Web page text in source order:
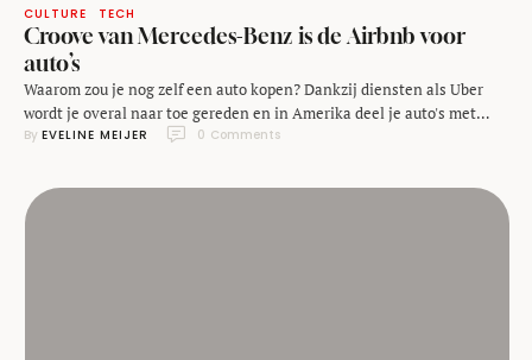
CULTURE TECH
Croove van Mercedes-Benz is de Airbnb voor
auto’s
Waarom zou je nog zelf een auto kopen? Dankzij diensten als Uber
wordt je overal naar toe gereden en in Amerika deel je auto's met
General Motors. Mercedes-Benz mengt zich nu in deze wereld met
op het moment dat je hem niet nodig …
By EVELINE MEIJER 0 Comments